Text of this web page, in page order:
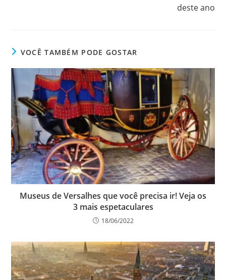
deste ano
VOCÊ TAMBÉM PODE GOSTAR
Museus de Versalhes que você precisa ir! Veja os
3 mais espetaculares
18/06/2022